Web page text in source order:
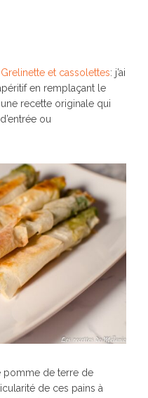
et cassolettes: j’ai
en remplaçant le
recette originale qui
ou
pomme de terre de
de ces pains à